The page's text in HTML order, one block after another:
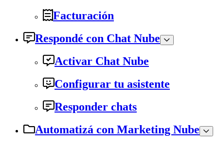
Facturación
Respondé con Chat Nube
Activar Chat Nube
Configurar tu asistente
Responder chats
Automatizá con Marketing Nube